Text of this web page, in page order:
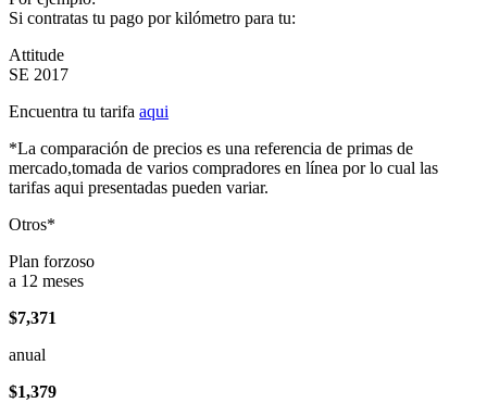
Si contratas tu pago por kilómetro para tu:
Attitude
SE 2017
Encuentra tu tarifa aqui
*La comparación de precios es una referencia de primas de
mercado,tomada de varios compradores en línea por lo cual las
tarifas aqui presentadas pueden variar.
Otros*
Plan forzoso
a 12 meses
$7,371
anual
$1,379